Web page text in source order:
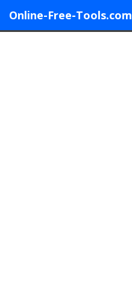
Online-Free-Tools.com